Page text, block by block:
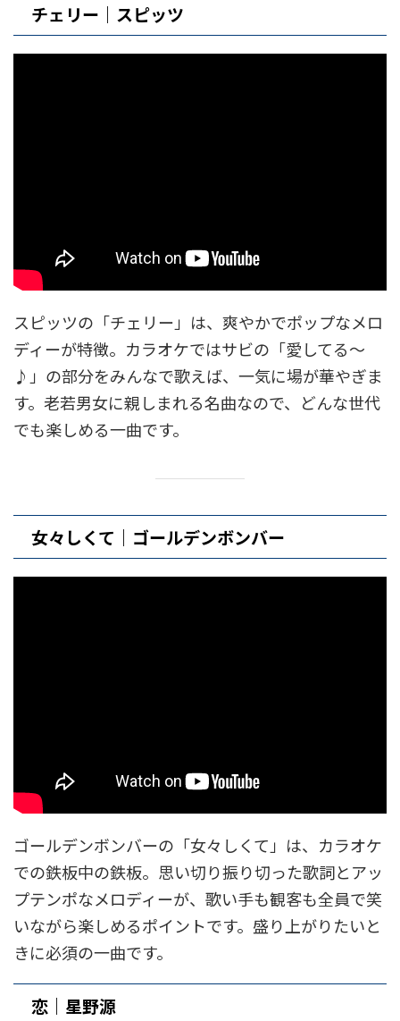
チェリー｜スピッツ
スピッツの「チェリー」は、爽やかでポップなメロ
ディーが特徴。カラオケではサビの「愛してる～
♪」の部分をみんなで歌えば、一気に場が華やぎま
す。老若男女に親しまれる名曲なので、どんな世代
でも楽しめる一曲です。
女々しくて｜ゴールデンボンバー
ゴールデンボンバーの「女々しくて」は、カラオケ
での鉄板中の鉄板。思い切り振り切った歌詞とアッ
プテンポなメロディーが、歌い手も観客も全員で笑
いながら楽しめるポイントです。盛り上がりたいと
きに必須の一曲です。
恋｜星野源